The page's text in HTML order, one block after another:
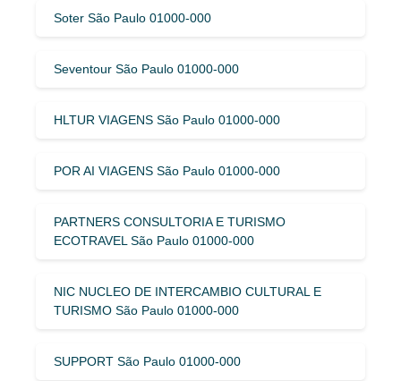
Soter São Paulo 01000-000
Seventour São Paulo 01000-000
HLTUR VIAGENS São Paulo 01000-000
POR AI VIAGENS São Paulo 01000-000
PARTNERS CONSULTORIA E TURISMO
ECOTRAVEL São Paulo 01000-000
NIC NUCLEO DE INTERCAMBIO CULTURAL E
TURISMO São Paulo 01000-000
SUPPORT São Paulo 01000-000